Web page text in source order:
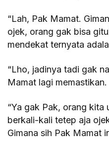
“Lah, Pak Mamat.
ojek, orang gak bisa
mendekat ternyata
“Lho, jadinya tadi gak
Mamat lagi memastikan.
“Ya gak Pak, orang kita
berkali-kali tetep aja
Gimana sih Pak Mamat